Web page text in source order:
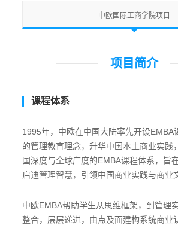
中欧国际工商学院项目
项目简介
课程体系
1995年，中欧在中国大陆率先开设EMBA
的管理教育理念，升华中国本土商业实践
国深度与全球广度的EMBA课程体系，旨
启迪管理智慧，引领中国商业实践与商业
中欧EMBA帮助学生从思维框架，到管理
整合，层层递进，由点及面建构系统商业